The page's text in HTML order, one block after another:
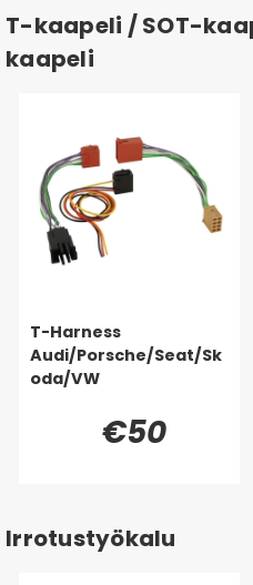
T-kaapeli / SOT-
kaapeli
T-Harness
Audi/Porsche/Seat/Sk
oda/VW
€50
Irrotustyökalu